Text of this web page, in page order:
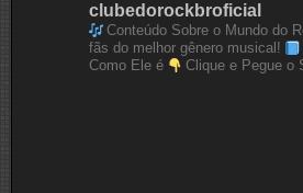
clubedorockbroficial
Conteúdo Sobre o Mundo do
fãs do melhor gênero musical!
Como Ele é
Clique e Pegue o